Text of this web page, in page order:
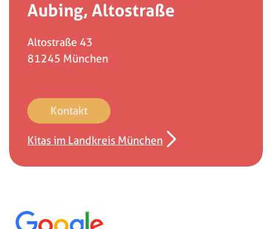
Aubing, Altostraße
Altostraße 43
81245 München
Kontakt
Kitas im Landkreis München